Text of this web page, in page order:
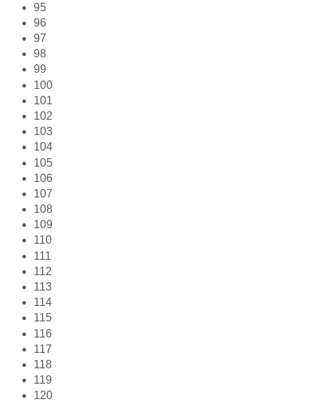
95
96
97
98
99
100
101
102
103
104
105
106
107
108
109
110
111
112
113
114
115
116
117
118
119
120